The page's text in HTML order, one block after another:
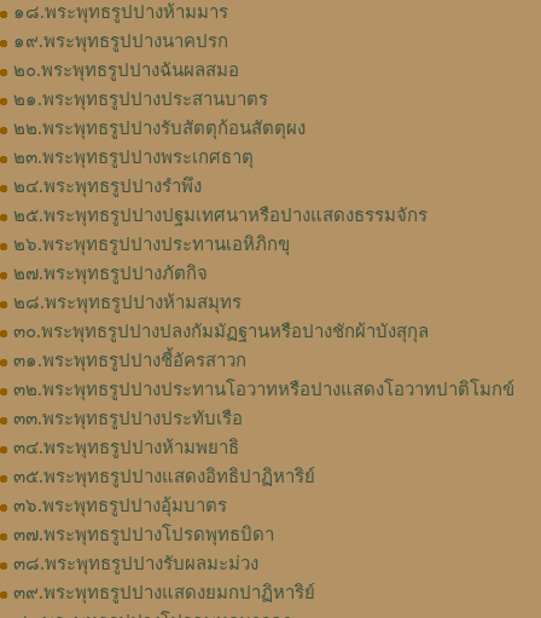
๑๘.พระพุทธรูปปางห้ามมาร
๑๙.พระพุทธรูปปางนาคปรก
๒๐.พระพุทธรูปปางฉันผลสมอ
๒๑.พระพุทธรูปปางประสานบาตร
๒๒.พระพุทธรูปปางรับสัตตุก้อนสัตตุผง
๒๓.พระพุทธรูปปางพระเกศธาตุ
๒๔.พระพุทธรูปปางรำพึง
๒๕.พระพุทธรูปปางปฐมเทศนาหรือปางแสดงธรรมจักร
๒๖.พระพุทธรูปปางประทานเอหิภิกขุ
๒๗.พระพุทธรูปปางภัตกิจ
๒๘.พระพุทธรูปปางห้ามสมุทร
๓๐.พระพุทธรูปปางปลงกัมมัฏฐานหรือปางชักผ้าบังสุกุล
๓๑.พระพุทธรูปปางชี้อัครสาวก
๓๒.พระพุทธรูปปางประทานโอวาทหรือปางแสดงโอวาทปาติโมกข์
๓๓.พระพุทธรูปปางประทับเรือ
๓๔.พระพุทธรูปปางห้ามพยาธิ
๓๕.พระพุทธรูปปางแสดงอิทธิปาฏิหาริย์
๓๖.พระพุทธรูปปางอุ้มบาตร
๓๗.พระพุทธรูปปางโปรดพุทธบิดา
๓๘.พระพุทธรูปปางรับผลมะม่วง
๓๙.พระพุทธรูปปางแสดงยมกปาฏิหาริย์